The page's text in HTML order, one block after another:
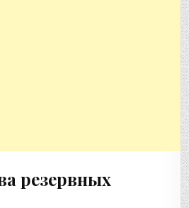
резервных